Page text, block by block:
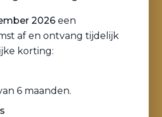
2026een
af en ontvang tijdelijk
korting:
6 maanden.